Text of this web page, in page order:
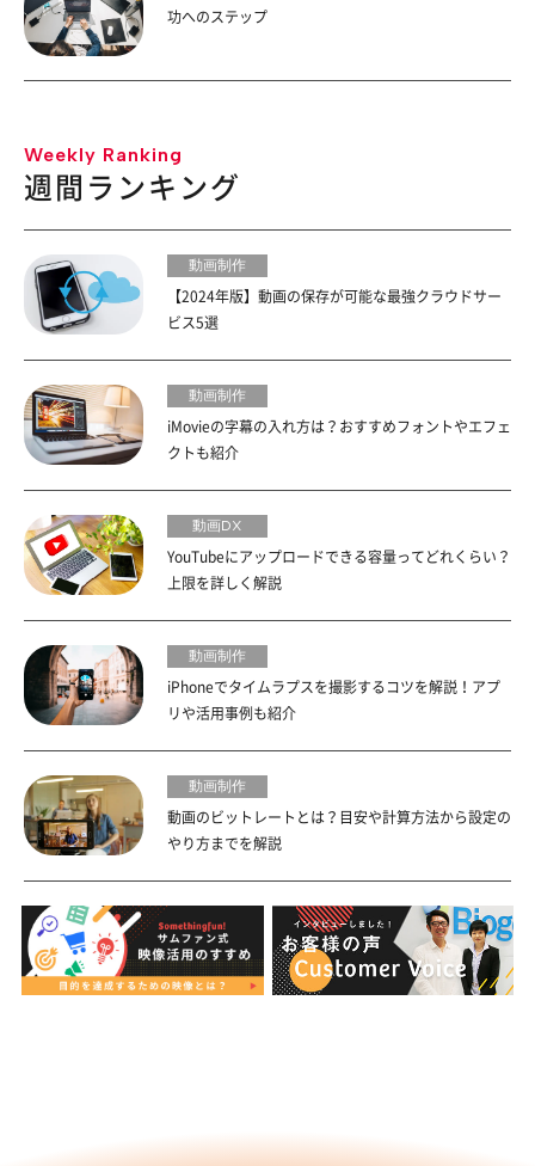
功へのステップ
Weekly Ranking
週間ランキング
動画制作
【2024年版】動画の保存が可能な最強クラウドサー
ビス5選
動画制作
iMovieの字幕の入れ方は？おすすめフォントやエフェ
クトも紹介
動画DX
YouTubeにアップロードできる容量ってどれくらい？
上限を詳しく解説
動画制作
iPhoneでタイムラプスを撮影するコツを解説！アプ
リや活用事例も紹介
動画制作
動画のビットレートとは？目安や計算方法から設定の
やり方までを解説